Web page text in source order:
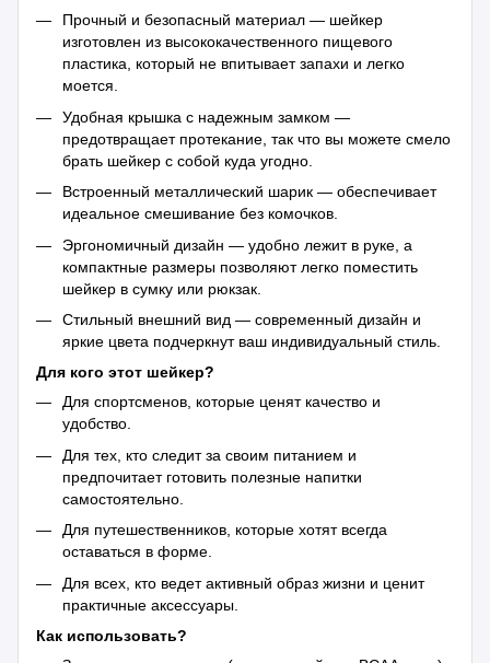
Прочный и безопасный материал — шейкер
изготовлен из высококачественного пищевого
пластика, который не впитывает запахи и легко
моется.
Удобная крышка с надежным замком —
предотвращает протекание, так что вы можете смело
брать шейкер с собой куда угодно.
Встроенный металлический шарик — обеспечивает
идеальное смешивание без комочков.
Эргономичный дизайн — удобно лежит в руке, а
компактные размеры позволяют легко поместить
шейкер в сумку или рюкзак.
Стильный внешний вид — современный дизайн и
яркие цвета подчеркнут ваш индивидуальный стиль.
Для кого этот шейкер?
Для спортсменов, которые ценят качество и
удобство.
Для тех, кто следит за своим питанием и
предпочитает готовить полезные напитки
самостоятельно.
Для путешественников, которые хотят всегда
оставаться в форме.
Для всех, кто ведет активный образ жизни и ценит
практичные аксессуары.
Как использовать?